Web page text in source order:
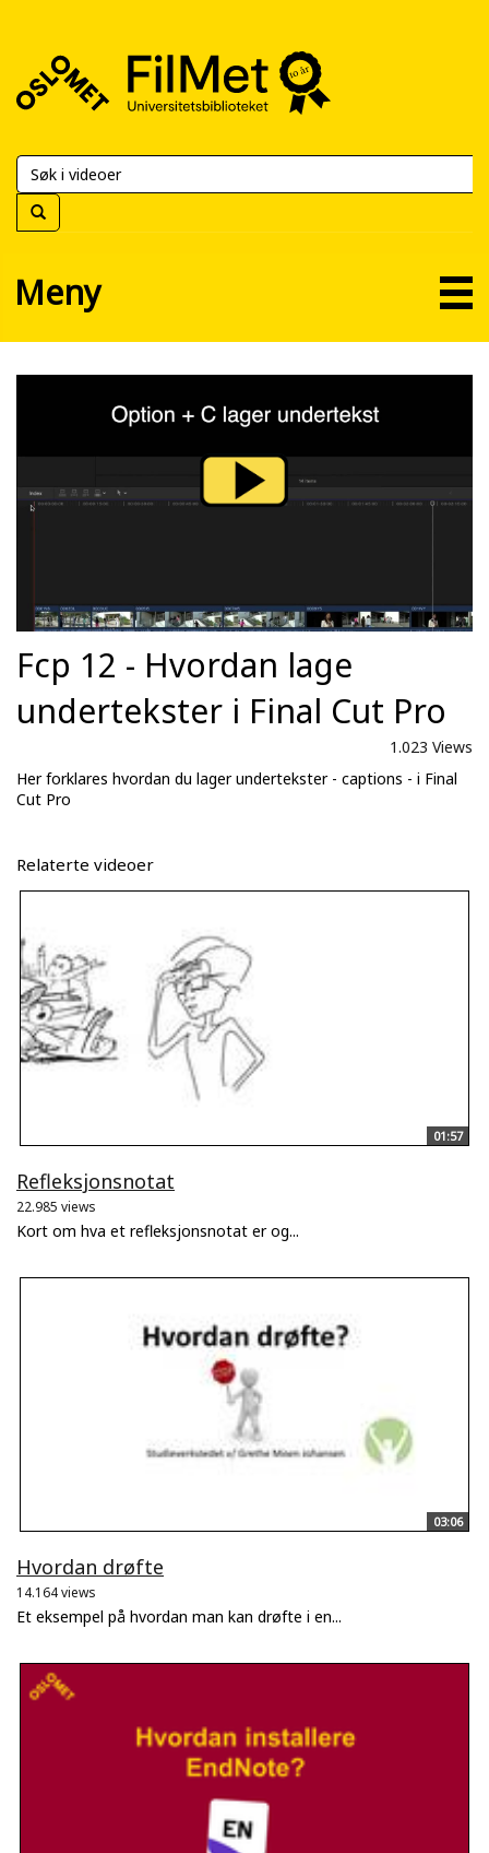
FilMet
Universitetsbiblioteket
Meny
Fcp 12 - Hvordan lage
undertekster i Final Cut Pro
1.023 Views
Her forklares hvordan du lager undertekster - captions - i Final
Cut Pro
Relaterte videoer
01:57
Refleksjonsnotat
22.985 views
Kort om hva et refleksjonsnotat er og...
03:06
Hvordan drøfte
14.164 views
Et eksempel på hvordan man kan drøfte i en...